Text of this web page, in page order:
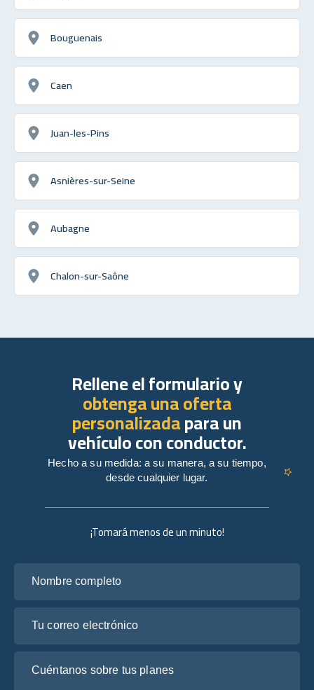
Bouguenais
Caen
Juan-les-Pins
Asnières-sur-Seine
Aubagne
Chalon-sur-Saône
¡Tomará menos de un minuto!
Rellene el formulario y
obtenga una oferta
personalizadapara un
vehículo con conductor.
Hecho a su medida: a su manera, a su tiempo,
desde cualquier lugar.